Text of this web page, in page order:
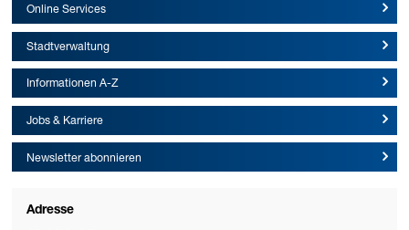
Online Services
Stadtverwaltung
Informationen A-Z
Jobs & Karriere
Newsletter abonnieren
Adresse